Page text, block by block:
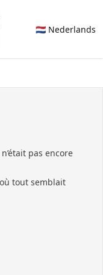
🇳🇱 Nederlands
pas encore
tout semblait